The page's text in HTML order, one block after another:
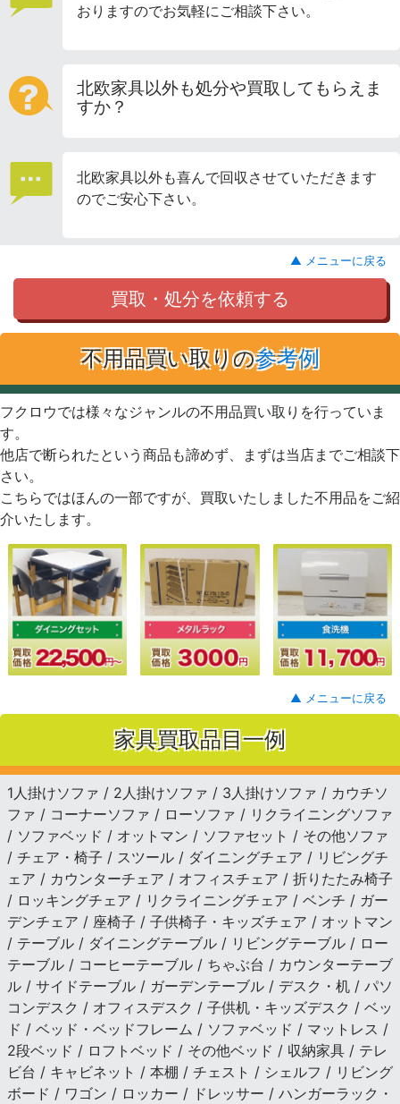
おりますのでお気軽にご相談下さい。
北欧家具以外も処分や買取してもらえま
すか？
北欧家具以外も喜んで回収させていただきます
のでご安心下さい。
▲ メニューに戻る
買取・処分を依頼する
不用品買い取りの参考例
フクロウでは様々なジャンルの不用品買い取りを行っていま
す。
他店で断られたという商品も諦めず、まずは当店までご相談下
さい。
こちらではほんの一部ですが、買取いたしました不用品をご紹
介いたします。
▲ メニューに戻る
家具買取品目一例
1人掛けソファ / 2人掛けソファ / 3人掛けソファ / カウチソ
ファ / コーナーソファ / ローソファ / リクライニングソファ
/ ソファベッド / オットマン / ソファセット / その他ソファ
/ チェア・椅子 / スツール / ダイニングチェア / リビングチ
ェア / カウンターチェア / オフィスチェア / 折りたたみ椅子
/ ロッキングチェア / リクライニングチェア / ベンチ / ガー
デンチェア / 座椅子 / 子供椅子・キッズチェア / オットマン
/ テーブル / ダイニングテーブル / リビングテーブル / ロー
テーブル / コーヒーテーブル / ちゃぶ台 / カウンターテーブ
ル / サイドテーブル / ガーデンテーブル / デスク・机 / パソ
コンデスク / オフィスデスク / 子供机・キッズデスク / ベッ
ド / ベッド・ベッドフレーム / ソファベッド / マットレス /
2段ベッド / ロフトベッド / その他ベッド / 収納家具 / テレ
ビ台 / キャビネット / 本棚 / チェスト / シェルフ / リビング
ボード / ワゴン / ロッカー / ドレッサー / ハンガーラック・